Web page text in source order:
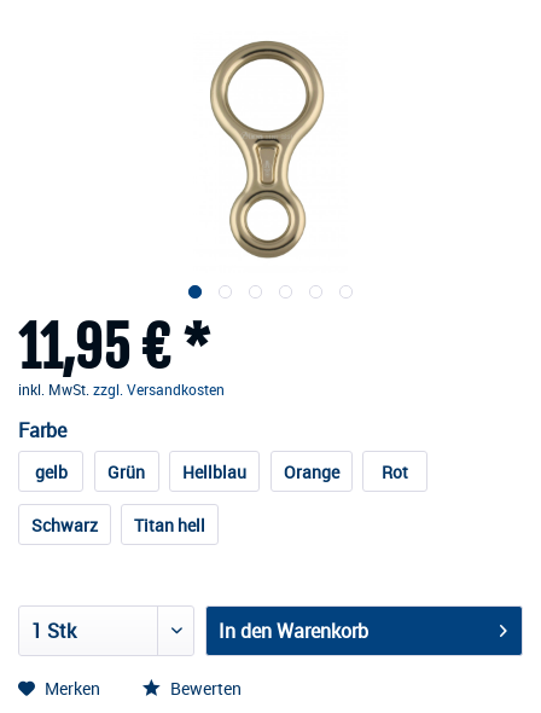
11,95 € *
inkl. MwSt. zzgl. Versandkosten
Farbe
gelb Grün Hellblau Orange Rot
Schwarz Titan hell
In denWarenkorb
Merken Bewerten